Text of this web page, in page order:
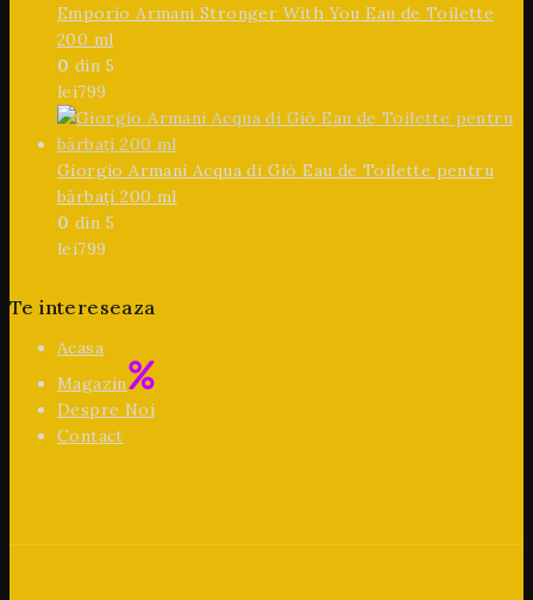
Emporio Armani Stronger With You Eau de Toilette
200 ml
0 din 5
lei799
Giorgio Armani Acqua di Giò Eau de Toilette pentru
bărbați 200 ml
0 din 5
lei799
Te intereseaza
Acasa
Magazin
Despre Noi
Contact